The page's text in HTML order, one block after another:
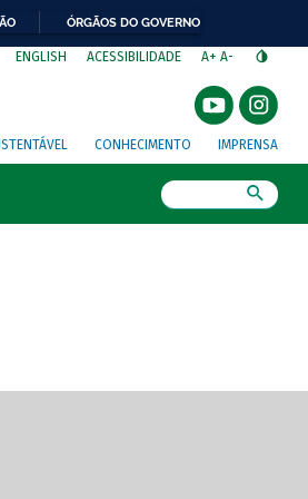
ÓRGÃOS DO GOVERNO
ENGLISH ACESSIBILIDADE A+ A-
CONHECIMENTO IMPRENSA